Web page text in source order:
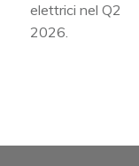
elettrici nel Q2
2026.